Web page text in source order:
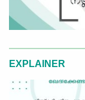
EXPLAINER